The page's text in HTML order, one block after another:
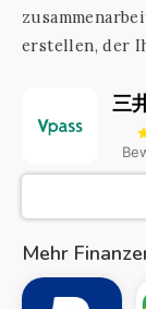
erstellen, der
三
Mehr